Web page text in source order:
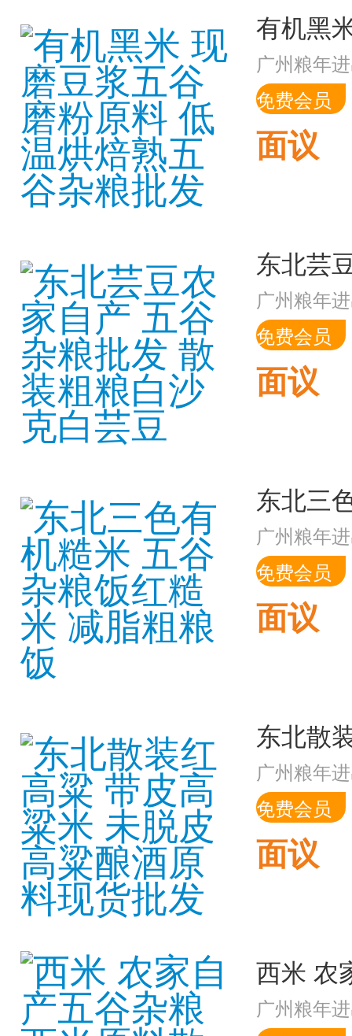
广州粮年
免费会员
面议
广州粮年
免费会员
面议
广州粮年
免费会员
面议
广州粮年
免费会员
面议
广州粮年